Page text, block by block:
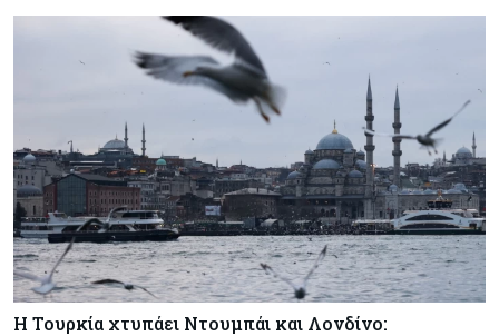
Η Τουρκία χτυπάει Ντουμπάι και Λονδίνο: